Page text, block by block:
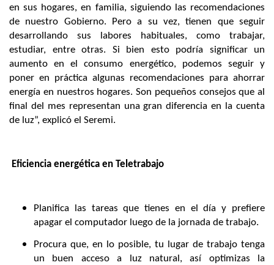
en sus hogares, en familia, siguiendo las recomendaciones
de nuestro Gobierno. Pero a su vez, tienen que seguir
desarrollando sus labores habituales, como trabajar,
estudiar, entre otras. Si bien esto podría significar un
aumento en el consumo energético, podemos seguir y
poner en práctica algunas recomendaciones para ahorrar
energía en nuestros hogares. Son pequeños consejos que al
final del mes representan una gran diferencia en la cuenta
de luz”, explicó el Seremi.
Eficiencia energética en Teletrabajo
Planifica las tareas que tienes en el día y prefiere
apagar el computador luego de la jornada de trabajo.
Procura que, en lo posible, tu lugar de trabajo tenga
un buen acceso a luz natural, así optimizas la